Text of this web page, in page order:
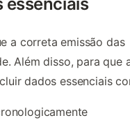
a correta emissão das
Além disso, para que
dados essenciais